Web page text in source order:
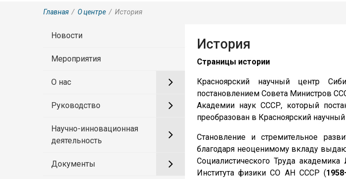
Главная / О центре / История
Новости
Мероприятия
О нас
Руководство
Научно-инновационная
деятельность
Документы
История
Страницы истории
Красноярский научный центр
постановлением Совета Министров
Академии наук СССР, который
преобразован в Красноярский
Становление и стремительное
благодаря неоценимому вкладу
Социалистического Труда академика
Института физики СО АН СССР (